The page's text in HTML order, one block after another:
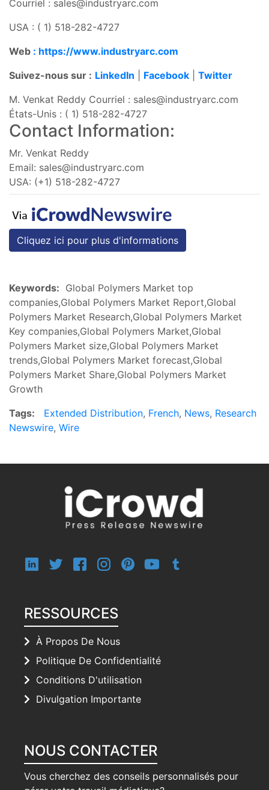
Courriel : sales@industryarc.com
USA : ( 1) 518-282-4727
Web : https://www.industryarc.com
Suivez-nous sur : LinkedIn Facebook
Twitter
M. Venkat Reddy Courriel : sales@industryarc.com
États-Unis : ( 1) 518-282-4727
Contact Information:
Mr. Venkat Reddy
Email: sales@industryarc.com
USA: (+1) 518-282-4727
Cliquez ici pour plus d'informations
Keywords: Global Polymers Market top
companies,Global Polymers Market Report,Global
Polymers Market Research,Global Polymers Market
Key companies,Global Polymers Market,Global
Polymers Market size,Global Polymers Market
trends,Global Polymers Market forecast,Global
Polymers Market Share,Global Polymers Market
Growth
Tags:
Extended Distribution, French, News, Research
Newswire, Wire
RESSOURCES
À Propos De Nous
Politique De Confidentialité
Conditions D'utilisation
Divulgation Importante
NOUS CONTACTER
Vous cherchez des conseils personnalisés pour